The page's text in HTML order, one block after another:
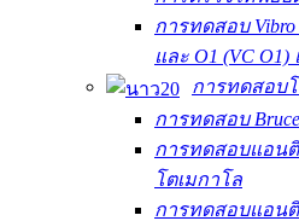
การทดสอบ Vibro
และ O1 (VC
การทดสอบ
การทดสอบ
การทดสอบแอนติ
โตเมกาโล
การทดสอบแอนติ